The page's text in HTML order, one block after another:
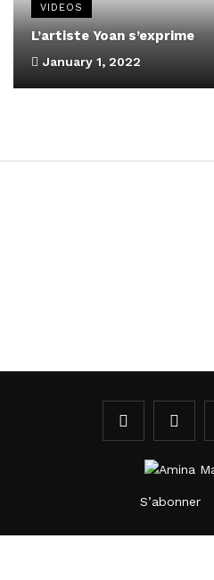
VIDEOS
L’artiste Yoan s’exprime
January 1, 2022
S’abonner